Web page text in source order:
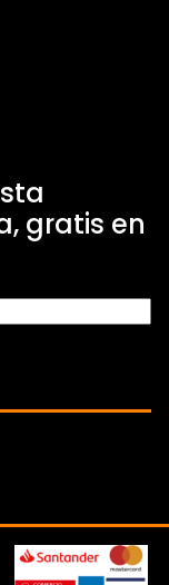
gratis en